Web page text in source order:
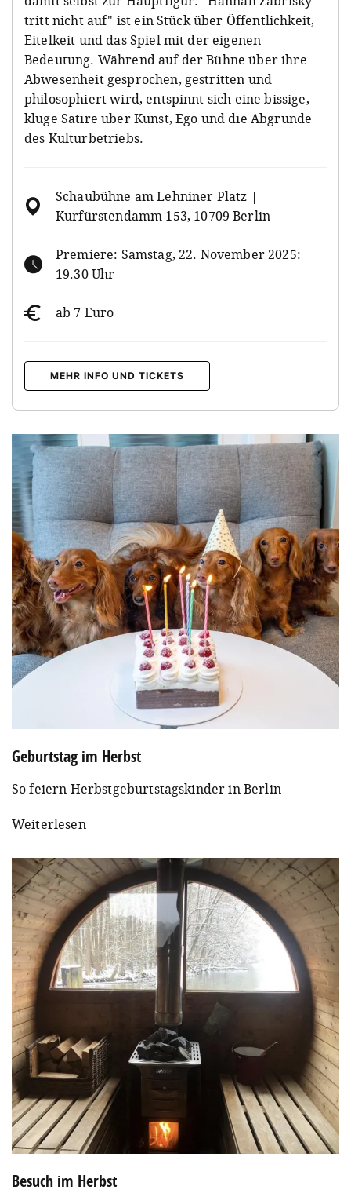
tritt nicht auf" ist ein Stück über Öffentlichkeit,
Eitelkeit und das Spiel mit der eigenen
Bedeutung. Während auf der Bühne über ihre
Abwesenheit gesprochen, gestritten und
philosophiert wird, entspinnt sich eine bissige,
kluge Satire über Kunst, Ego und die Abgründe
des Kulturbetriebs.
Schaubühne am Lehniner Platz |
Kurfürstendamm 153, 10709 Berlin
Premiere: Samstag, 22. November 2025:
19.30 Uhr
ab 7 Euro
MEHR INFO UND TICKETS
Geburtstag im Herbst
So feiern Herbstgeburtstagskinder in Berlin
Weiterlesen
Besuch im Herbst